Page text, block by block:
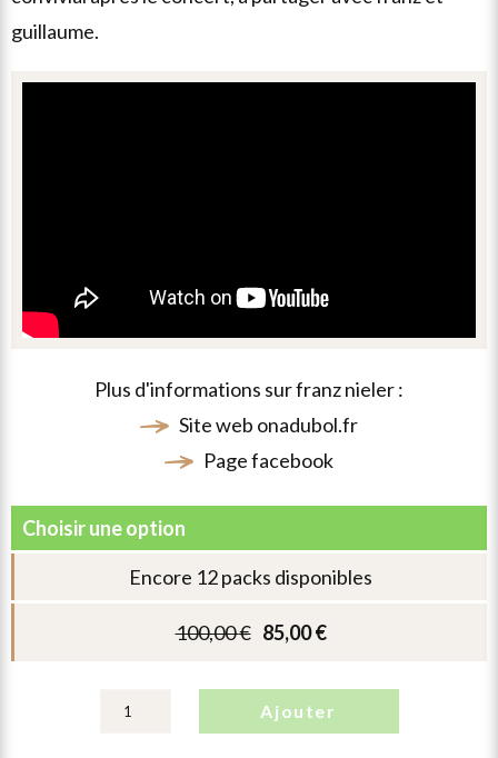
100,00€ 85,00€
encore 12 packs disponibles
ajouter
guillaume.
plus d'informations surfranz nieler:
site web onadubol.fr
pagefacebook
ce
formulaire.